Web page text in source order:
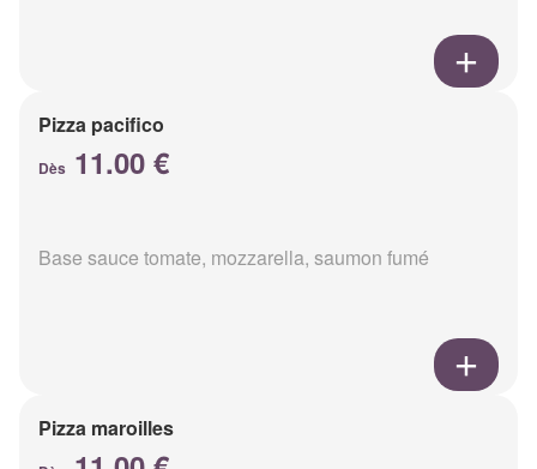
Pizza pacifico
Dès 11.00 €
Base sauce tomate, mozzarella, saumon fumé
Pizza maroilles